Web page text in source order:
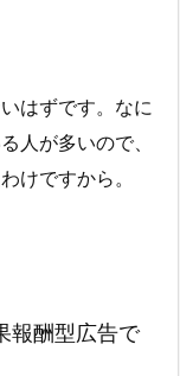
はずです。なに
人が多いので、
けですから。
報酬型広告で